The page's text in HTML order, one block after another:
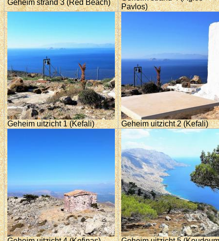
Geheim strand 3 (Red Beach)
Pavlos)
Geheim uitzicht 1 (Kefali) Geheim uitzicht 2 (Kefali)